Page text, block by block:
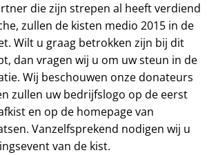
die zijn strepen al heeft verdiend
zullen de kisten medio 2015 in de
Wilt u graag betrokken zijn bij dit
dan vragen wij u om uw steun in de
Wij beschouwen onze donateurs
zullen uw bedrijfslogo op de eerst
en op de homepage van
Vanzelfsprekend nodigen wij u
van de kist.